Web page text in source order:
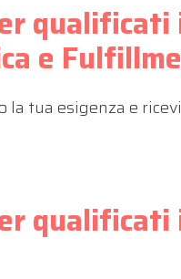
qualificati
e
la tua esigenza e
qualificati